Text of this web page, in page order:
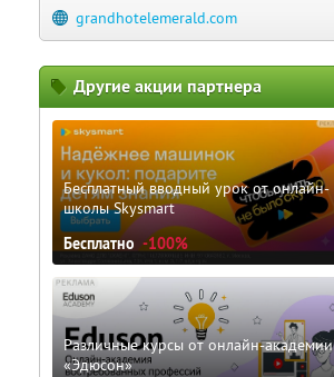
grandhotelemerald.com
Другие акции партнера
Бесплатный вводный урок от онлайн-
школы Skysmart
Бесплатно -100%
Различные курсы от онлайн-академии
«Эдюсон»